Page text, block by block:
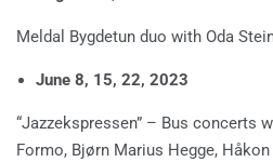
Meldal Bygdetun duo with Oda
June 8, 15, 22, 2023
“Jazzekspressen” – Bus concerts
Formo, Bjørn Marius Hegge,